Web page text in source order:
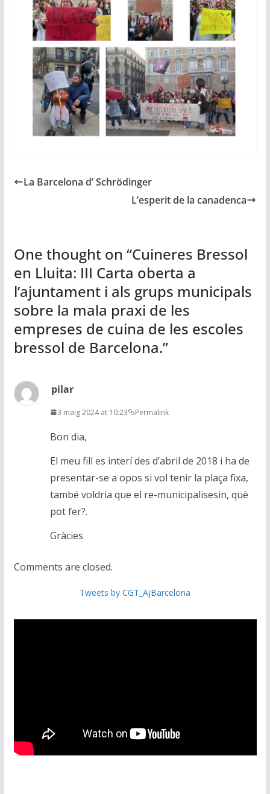
La Barcelona d’ Schrödinger
L’esperit de la canadenca
One thought on “Cuineres Bressol
en Lluita: III Carta oberta a
l’ajuntament i als grups municipals
sobre la mala praxi de les
empreses de cuina de les escoles
bressol de Barcelona.”
pilar
3 maig 2024 at 10:23 Permalink
Bon dia,
El meu fill es interí des d’abril de 2018 i ha de
presentar-se a opos si vol tenir la plaça fixa,
també voldria que el re-municipalisesin, què
pot fer?.
Gràcies
Comments are closed.
Tweets by CGT_AjBarcelona